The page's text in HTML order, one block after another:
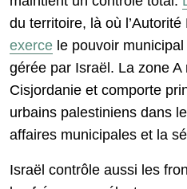
du territoire, là où
exerce le pouvoir
gérée par Israël. La zone
Cisjordanie et comporte
urbains palestiniens dans
affaires municipales et la
Israël contrôle aussi les